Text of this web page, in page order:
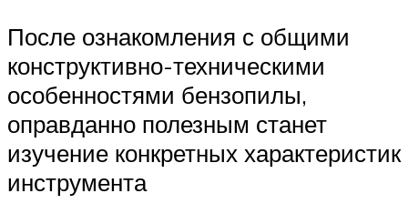
После ознакомления с общими
конструктивно-техническими
особенностями бензопилы,
оправданно полезным станет
изучение конкретных характеристик
инструмента